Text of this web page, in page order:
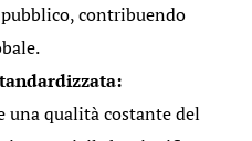
contribuendo
una qualità costante del